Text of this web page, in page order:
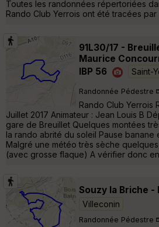
Toutes les randonnées répertoriées
Rando Club Yerrois ont été tracées
91L30/17 -
Maurice
IBP 56
Saint-
Randonnée Pédestre
Rando Club Yerrois
Juillet 2017 Animateur : Jean Louis B
gare de Breuillet Quelques montées
la rando abrité du soleil Pause banane
Malgré une météo très sèche
(avec grosse flaque) A vérifier donc
Souzy la Briche -
Villeconin
Randonnée Pédestre